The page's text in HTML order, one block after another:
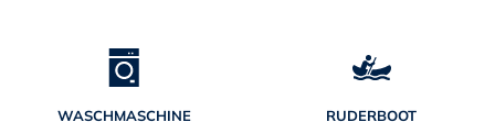
WASCHMASCHINE RUDERBOOT